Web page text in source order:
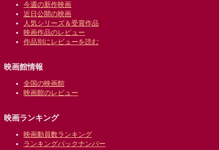
今週の新作映画
近日公開の映画
人気シリーズ＆受賞作品
映画作品のレビュー
作品別にレビューを読む
映画館情報
全国の映画館
映画館のレビュー
映画ランキング
映画動員数ランキング
ランキングバックナンバー